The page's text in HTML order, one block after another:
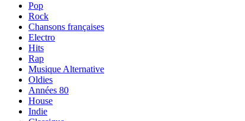
Pop
Rock
Chansons françaises
Electro
Hits
Rap
Musique Alternative
Oldies
Années 80
House
Indie